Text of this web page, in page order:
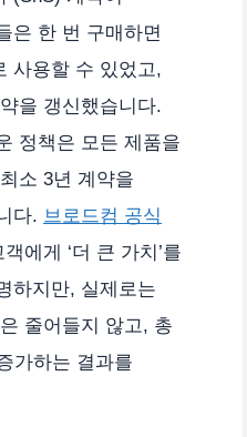
은 한 번 구매하면
사용할 수 있었고,
을 갱신했습니다.
정책은 모든 제품을
소 3년 계약을
다. 브로드컴 공식
에게 ‘더 큰 가치’를
하지만, 실제로는
줄어들지 않고, 총
가하는 결과를